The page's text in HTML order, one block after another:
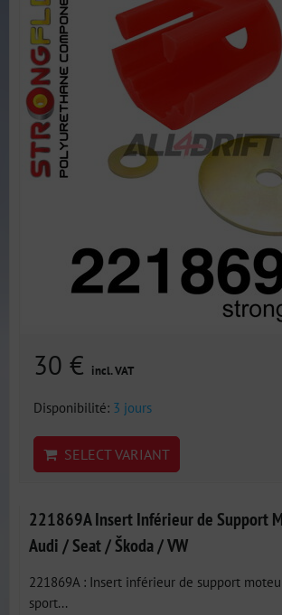
30 € incl. VAT
Disponibilité: 3 jours
SELECT VARIANT
221869A Insert Inférieur de Support
Audi / Seat / Škoda / VW
221869A : Insert inférieur de support
sport...